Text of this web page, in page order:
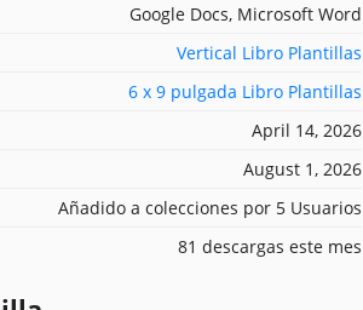
Google Docs, Microsoft Word
Vertical Libro Plantillas
6 x 9 pulgada Libro Plantillas
April 14, 2026
August 1, 2026
Añadido a colecciones por 5 Usuarios
81 descargas este mes